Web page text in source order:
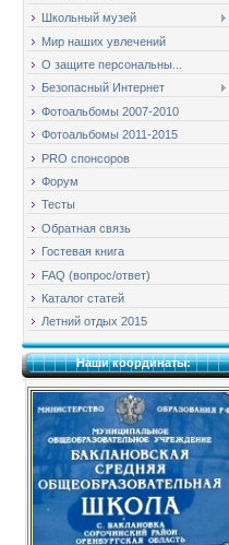
Школьный музей
Мир наших увлечений
О защите персональны...
Безопасный Интернет
Фотоальбомы 2007-2010
Фотоальбомы 2011-2015
PRO спонсоров
Форум
Тесты
Обратная связь
Гостевая книга
FAQ (вопрос/ответ)
Каталог статей
Летний отдых 2015
Наши координаты: